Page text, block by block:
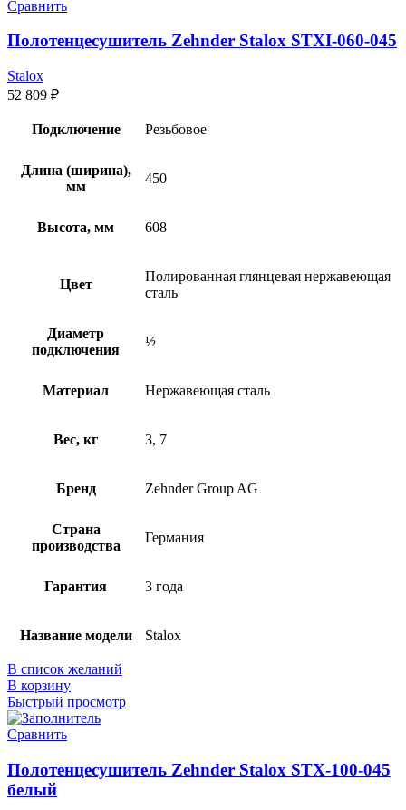
Сравнить
Полотенцесушитель Zehnder Stalox STXI-060-045
Stalox
52 809 ₽
Подключение Резьбовое
Длина (ширина),
мм
450
Высота, мм 608
Цвет
Полированная глянцевая нержавеющая
сталь
Диаметр
подключения
½
Материал Нержавеющая сталь
Вес, кг 3, 7
Бренд Zehnder Group AG
Страна
производства
Германия
Гарантия 3 года
Название модели Stalox
В список желаний
В корзину
Быстрый просмотр
Сравнить
Полотенцесушитель Zehnder Stalox STX-100-045
белый